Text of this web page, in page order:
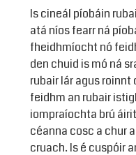
Is cineál píobáin
atá níos fearr ná
fheidhmíocht nó
den chuid is mó ná
rubair lár agus
feidhm an rubair
iompraíochta brú
céanna cosc ​​a chur
cruach. Is é cuspóir